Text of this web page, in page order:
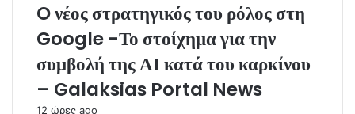
O νέος στρατηγικός του ρόλος στη
Google -Το στοίχημα για την
συμβολή της ΑΙ κατά του καρκίνου
– Galaksias Portal News
12 ώρες ago